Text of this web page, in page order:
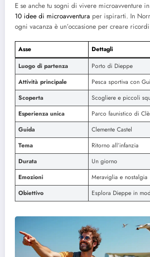
E se anche tu sogni di vivere microavventure
10 idee di microavventura per ispirarti. In
ogni vacanza è un’occasione per creare
Asse
Dettagli
Luogo di partenza
Porto di Dieppe
Attività principale
Pesca sportiva con
Scoperta
Scogliere e piccoli
Esperienza unica
Parco faunistico di
Guida
Clemente Castel
Tema
Ritorno all’infanzia
Durata
Un giorno
Emozioni
Meraviglia e nostalgia
Obiettivo
Esplora Dieppe in